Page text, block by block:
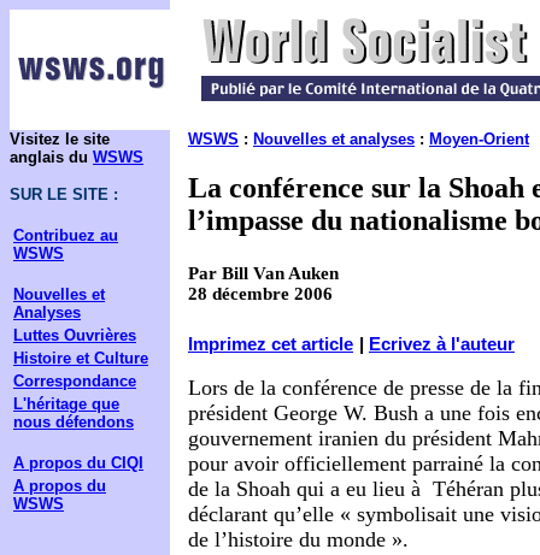
Visitez le site
anglais du WSWS
SUR LE SITE :
Contribuez au
WSWS
Nouvelles et
Analyses
Luttes Ouvrières
Histoire et Culture
Correspondance
L'héritage que
nous défendons
A propos du CIQI
A propos du
WSWS
WSWS : Nouvelles et analyses : Moyen-Orient
La conférence sur la Shoah
l’impasse du nationalisme
Par Bill Van Auken
28 décembre 2006
Imprimez cet article Ecrivez à l'auteur
Lors de la conférence de presse de la
président George W. Bush a une fois
gouvernement iranien du président
pour avoir officiellement parrainé la
de la Shoah qui a eu lieu à Téhéran
déclarant qu’elle « symbolisait une
de l’histoire du monde ».